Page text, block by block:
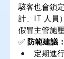
駭客也會鎖
計、IT 人員
假冒主管施
✅ 防範建議：
定期進